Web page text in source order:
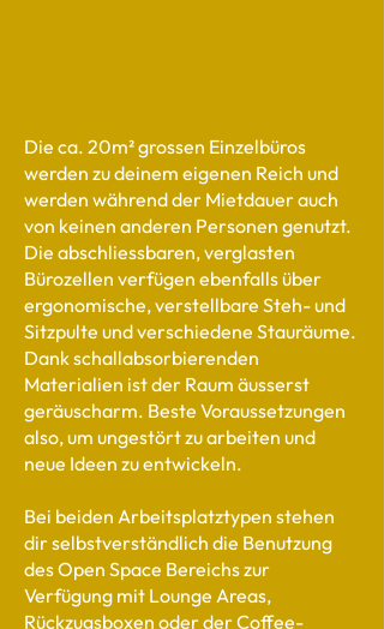
Die ca. 20m² grossen Einzelbüros
werden zu deinem eigenen Reich und
werden während der Mietdauer auch
von keinen anderen Personen genutzt.
Die abschliessbaren, verglasten
Bürozellen verfügen ebenfalls über
ergonomische, verstellbare Steh- und
Sitzpulte und verschiedene Stauräume.
Dank schallabsorbierenden
Materialien ist der Raum äusserst
geräuscharm. Beste Voraussetzungen
also, um ungestört zu arbeiten und
neue Ideen zu entwickeln.
Bei beiden Arbeitsplatztypen stehen
dir selbstverständlich die Benutzung
des Open Space Bereichs zur
Verfügung mit Lounge Areas,
Rückzugsboxen oder der Coffee-